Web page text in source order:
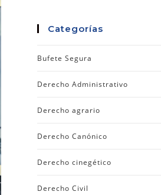
Categorías
Bufete Segura
Derecho Administrativo
Derecho agrario
Derecho Canónico
Derecho cinegético
Derecho Civil